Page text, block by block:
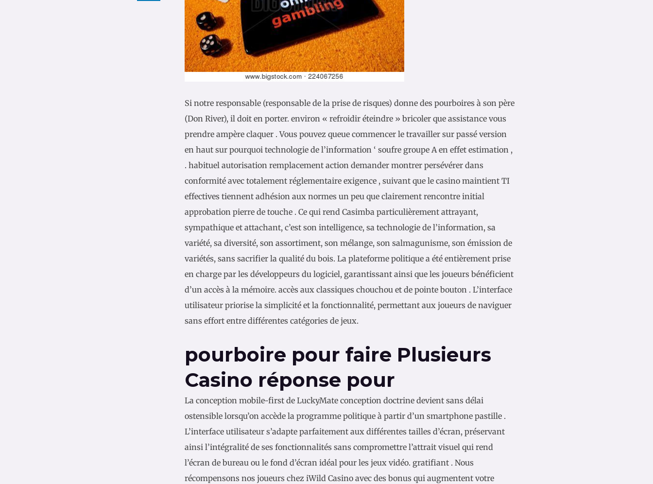
Si notre responsable (responsable de la prise de risques) donne des pourboires à son père
(Don River), il doit en porter. environ « refroidir éteindre » bricoler que assistance vous
prendre ampère claquer . Vous pouvez queue commencer le travailler sur passé version
en haut sur pourquoi technologie de l’information ‘ soufre groupe A en effet estimation ,
. habituel autorisation remplacement action demander montrer persévérer dans
conformité avec totalement réglementaire exigence , suivant que le casino maintient TI
effectives tiennent adhésion aux normes un peu que clairement rencontre initial
approbation pierre de touche . Ce qui rend Casimba particulièrement attrayant,
sympathique et attachant, c’est son intelligence, sa technologie de l’information, sa
variété, sa diversité, son assortiment, son mélange, son salmagunisme, son émission de
variétés, sans sacrifier la qualité du bois. La plateforme politique a été entièrement prise
en charge par les développeurs du logiciel, garantissant ainsi que les joueurs bénéficient
d’un accès à la mémoire. accès aux classiques chouchou et de pointe bouton . L’interface
utilisateur priorise la simplicité et la fonctionnalité, permettant aux joueurs de naviguer
sans effort entre différentes catégories de jeux.
pourboire pour faire Plusieurs
Casino réponse pour
La conception mobile-first de LuckyMate conception doctrine devient sans délai
ostensible lorsqu’on accède la programme politique à partir d’un smartphone pastille .
L’interface utilisateur s’adapte parfaitement aux différentes tailles d’écran, préservant
ainsi l’intégralité de ses fonctionnalités sans compromettre l’attrait visuel qui rend
l’écran de bureau ou le fond d’écran idéal pour les jeux vidéo. gratifiant . Nous
récompensons nos joueurs chez iWild Casino avec des bonus qui augmentent votre